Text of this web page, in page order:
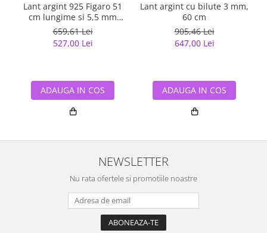
Lant argint 925 Figaro 51
cm lungime si 5,5 mm
latime, Classical You
LSX0202
659,61 Lei
527,00 Lei
ADAUGA IN COS
Lant argint cu bilute 3 mm,
60 cm
905,46 Lei
647,00 Lei
ADAUGA IN COS
NEWSLETTER
Nu rata ofertele si promotiile noastre